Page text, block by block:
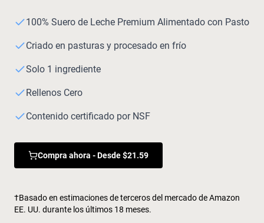
100% Suero de Leche Premium Alimentado con Pasto
Criado en pasturas y procesado en frío
Solo 1 ingrediente
Rellenos Cero
Contenido certificado por NSF
Compra ahora - Desde $21.59
†Basado en estimaciones de terceros del mercado de Amazon
EE. UU. durante los últimos 18 meses.